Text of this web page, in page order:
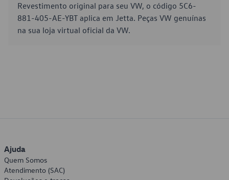
Revestimento original para seu VW, o código 5C6-
881-405-AE-YBT aplica em Jetta. Peças VW genuínas
na sua loja virtual oficial da VW.
Ajuda
Quem Somos
Atendimento (SAC)